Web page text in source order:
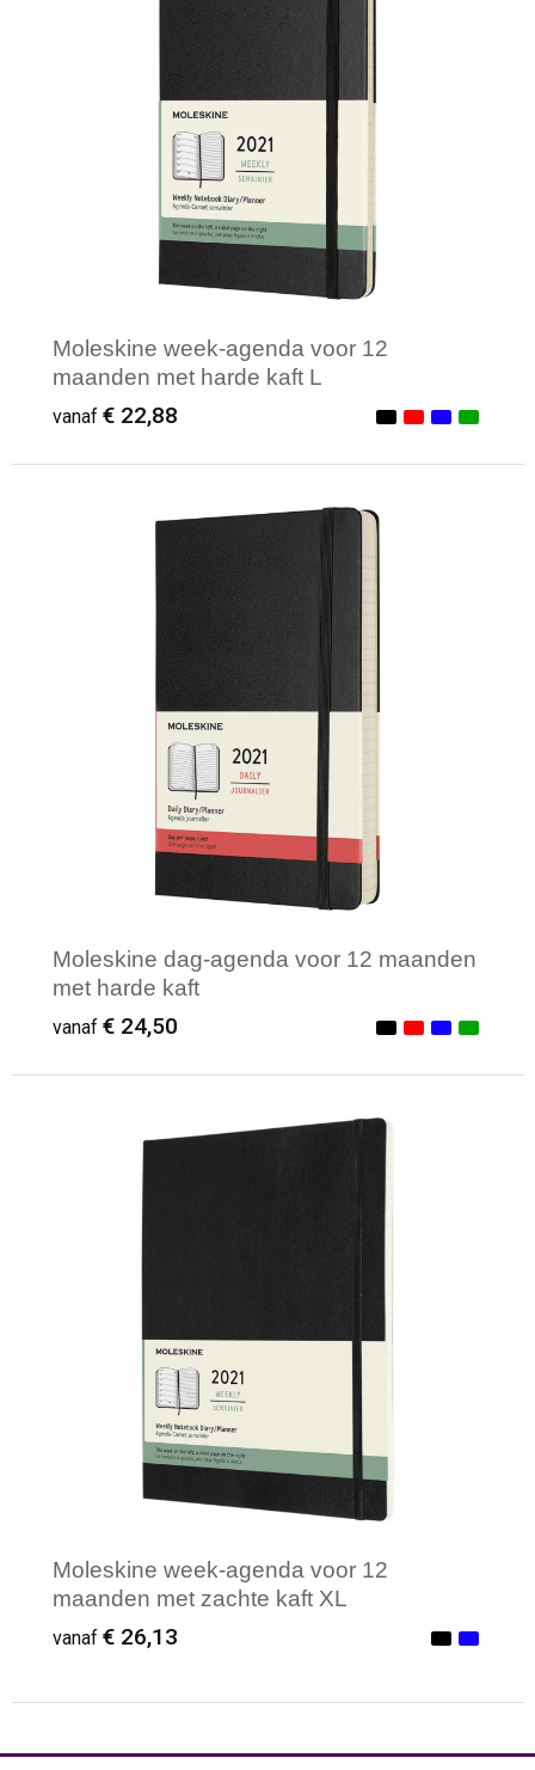
Moleskine week-agenda voor 12
maanden met harde kaft L
vanaf € 22,88
Minimale afname: 1
Moleskine dag-agenda voor 12 maanden
met harde kaft
vanaf € 24,50
Minimale afname: 1
Moleskine week-agenda voor 12
maanden met zachte kaft XL
vanaf € 26,13